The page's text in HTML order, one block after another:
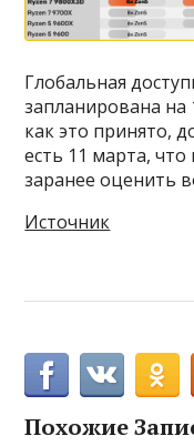
Глобальная
запланирована на
как это принято,
есть 11 марта,
заранее оценить
Источник
Похожие